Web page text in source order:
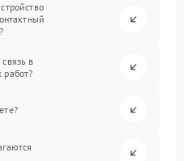
в